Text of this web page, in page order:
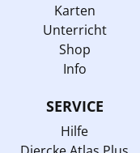
Karten
Unterricht
Shop
Info
SERVICE
Hilfe